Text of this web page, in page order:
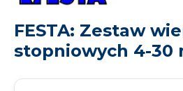
FESTA: Zestaw
stopniowych 4-30